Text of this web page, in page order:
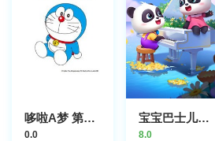
哆啦A梦 第5季
0.0
宝宝巴士儿歌 3D版
8.0